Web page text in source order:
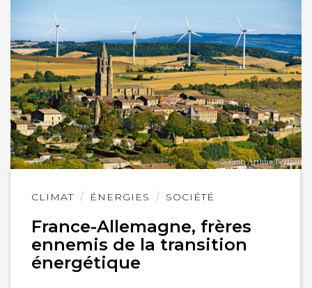
CLIMAT ÉNERGIES SOCIÉTÉ
France-Allemagne, frères
ennemis de la transition
énergétique
Lire